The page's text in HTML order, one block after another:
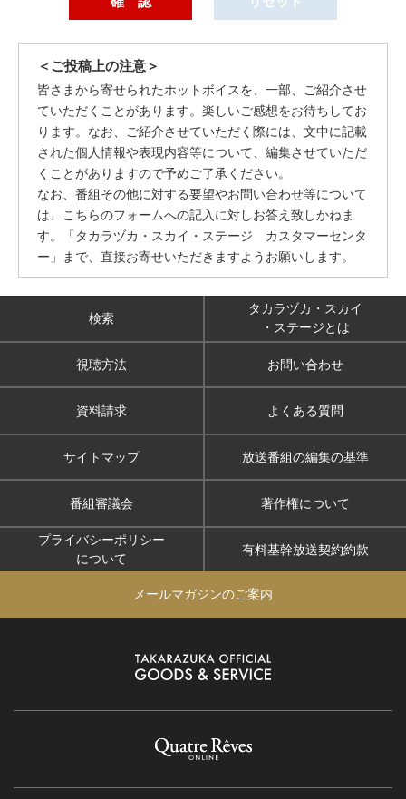
＜ご投稿上の注意＞
皆さまから寄せられたホットボイスを、一部、ご紹介させ
ていただくことがあります。楽しいご感想をお待ちしてお
ります。なお、ご紹介させていただく際には、文中に記載
された個人情報や表現内容等について、編集させていただ
くことがありますので予めご了承ください。
なお、番組その他に対する要望やお問い合わせ等について
は、こちらのフォームへの記入に対しお答え致しかねま
す。「タカラヅカ・スカイ・ステージ カスタマーセンタ
ー」まで、直接お寄せいただきますようお願いします。
検索
タカラヅカ・スカイ
・ステージとは
視聴方法 お問い合わせ
資料請求 よくある質問
サイトマップ 放送番組の編集の基準
番組審議会 著作権について
プライバシーポリシー
について
有料基幹放送契約約款
メールマガジンのご案内